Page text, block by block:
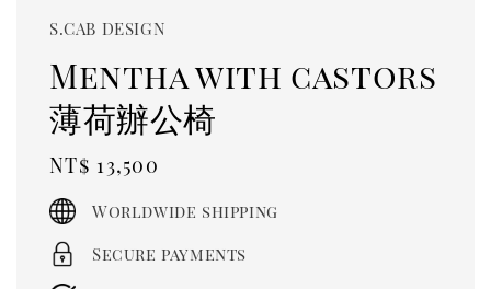
S.CAB DESIGN
Mentha with castors
薄荷辦公椅
Regular
price
NT$ 13,500
Worldwide shipping
Secure payments